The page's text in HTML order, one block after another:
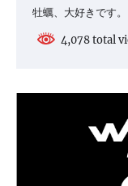
牡蠣、大好きです
4,078 total